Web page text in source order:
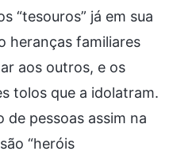
“tesouros” já em sua
heranças familiares
aos outros, e os
tolos que a idolatram.
pessoas assim na
“heróis